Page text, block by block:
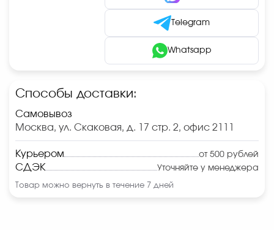
Telegram
Whatsapp
Способы доставки:
Самовывоз
Москва, ул. Скаковая, д. 17 стр. 2, офис 2111
Курьером от 500 рублей
СДЭК Уточняйте у менеджера
Товар можно вернуть в течение 7 дней